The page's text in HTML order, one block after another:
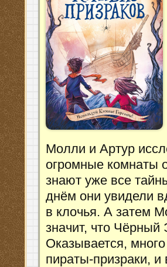
Молли и Артур
огромные комнаты
знают уже все
днём они увидели
в клочья. А затем
значит, что Чёрный
Оказывается,
пираты-призраки, и